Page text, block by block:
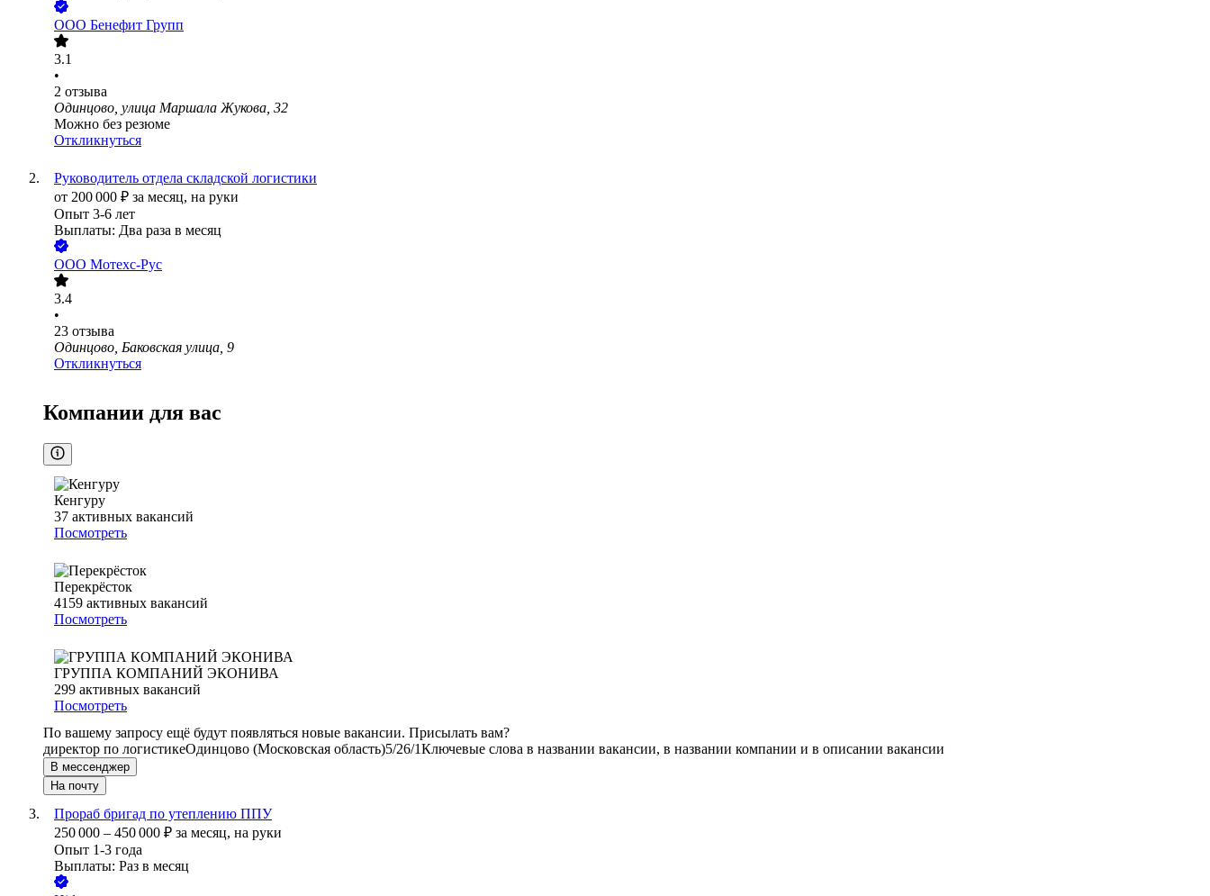
ООО Бенефит Групп
3.1
•
2 отзыва
Одинцово, улица Маршала Жукова, 32
Можно без резюме
Откликнуться
Руководитель отдела складской логистики
от 200 000 ₽ за месяц, на руки
Опыт 3-6 лет
Выплаты: Два раза в месяц
ООО Мотехс-Рус
3.4
•
23 отзыва
Одинцово, Баковская улица, 9
Откликнуться
Компании для вас
Кенгуру
37 активных вакансий
Посмотреть
Перекрёсток
4159 активных вакансий
Посмотреть
ГРУППА КОМПАНИЙ ЭКОНИВА
299 активных вакансий
Посмотреть
По вашему запросу ещё будут появляться новые вакансии. Присылать вам?
директор по логистикеОдинцово (Московская область)5/26/1Ключевые слова в названии вакансии, в названии компании и в описании вакансии
В мессенджер
На почту
Прораб бригад по утеплению ППУ
250 000 – 450 000 ₽ за месяц, на руки
Опыт 1-3 года
Выплаты: Раз в месяц